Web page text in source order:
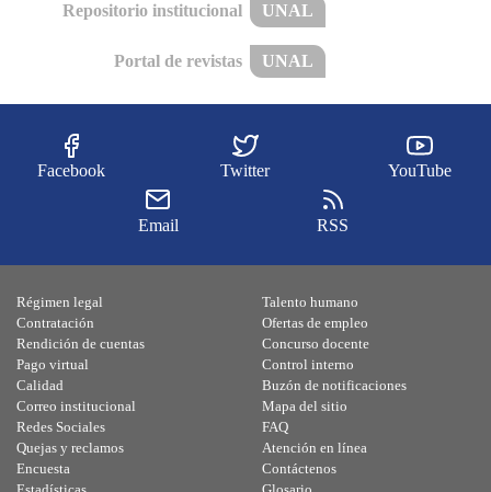
Repositorio institucional UNAL
Portal de revistas UNAL
Facebook Twitter YouTube
Email RSS
Régimen legal
Contratación
Rendición de cuentas
Pago virtual
Calidad
Talento humano
Ofertas de empleo
Concurso docente
Control interno
Buzón de notificaciones
Correo institucional
Redes Sociales
Quejas y reclamos
Encuesta
Mapa del sitio
FAQ
Atención en línea
Contáctenos